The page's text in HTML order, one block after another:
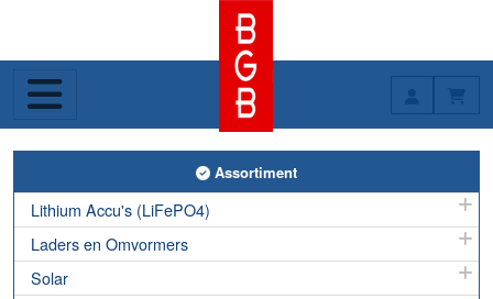
Toggle Assortiment
Assortiment
Lithium Accu's (LiFePO4)
Laders en Omvormers
Solar